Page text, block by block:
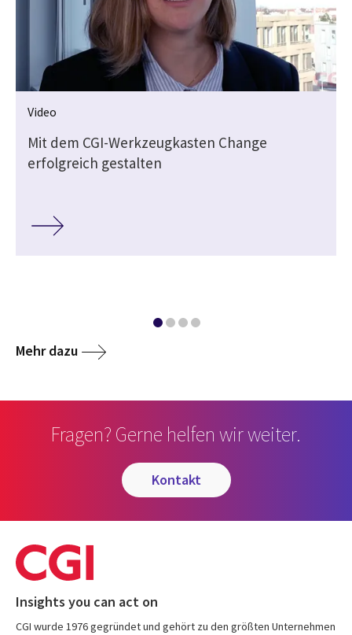
Video
Mit dem CGI-Werkzeugkasten Change
erfolgreich gestalten
Mehr dazu
Fragen? Gerne helfen wir weiter.
kontakt
Insights you can act on
CGI wurde 1976 gegründet und gehört zu den größten Unternehmen